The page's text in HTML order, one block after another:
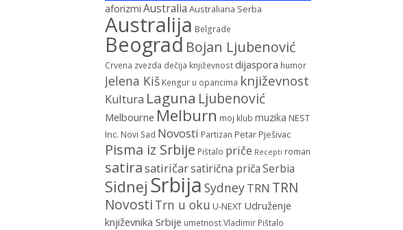
aforizmi Australia Australiana Serba
Australija Belgrade
Beograd Bojan Ljubenović
Crvena zvezda dečija književnost dijaspora humor
Jelena Kiš Kengur u opancima književnost
Kultura Laguna Ljubenović
Melbourne Melburn moj klub muzika NEST
Inc. Novi Sad Novosti Partizan Petar Pješivac
Pisma iz Srbije Pištalo priče Recepti roman
satirasatiričarsatirična pričaSerbia
Sidnej Srbija Sydney TRN TRN
Novosti Trn u oku U-NEXT Udruženje
književnika Srbije umetnost Vladimir Pištalo